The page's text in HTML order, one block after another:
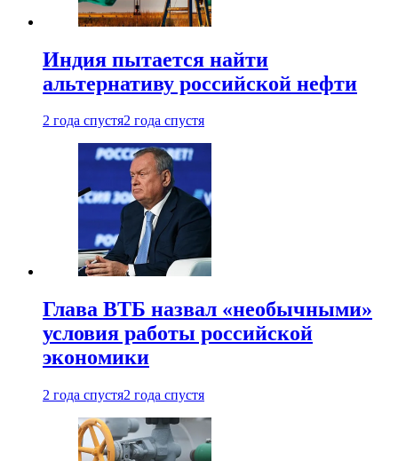
Индия пытается найти
альтернативу российской нефти
2 года спустя2 года спустя
Глава ВТБ назвал «необычными»
условия работы российской
экономики
2 года спустя2 года спустя